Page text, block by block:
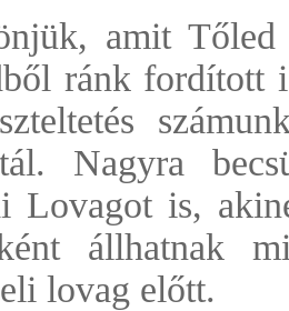
amit Tőled
ránk fordított
Nagyra
Lovagot is,
állhatnak
lovag előtt.